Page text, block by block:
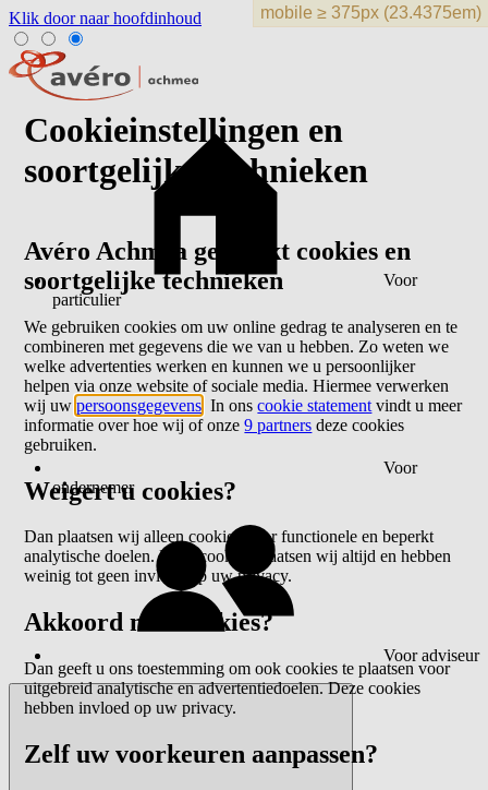
Klik door naar hoofdinhoud
Voor
particulier
Voor
ondernemer
Voor adviseur
Cookieinstellingen en
soortgelijke technieken
Avéro Achmea gebruikt cookies en
soortgelijke technieken
We gebruiken cookies om uw online gedrag te analyseren en te
combineren met gegevens die we van u hebben. Zo weten we
welke advertenties werken en kunnen we u persoonlijker
helpen via onze website of sociale media. Hiermee verwerken
wij uwpersoonsgegevens . In onscookie statement vindt u meer
informatie over hoe wij of onze9 partners deze cookies
gebruiken.
Weigert u cookies?
Dan plaatsen wij alleen cookies voor functionele en beperkt
analytische doelen. Deze cookies plaatsen wij altijd en hebben
weinig tot geen invloed op uw privacy.
Akkoord met cookies?
Dan geeft u ons toestemming om ook cookies te plaatsen voor
uitgebreid analytische en advertentiedoelen. Deze cookies
hebben invloed op uw privacy.
Zelf uw voorkeuren aanpassen?